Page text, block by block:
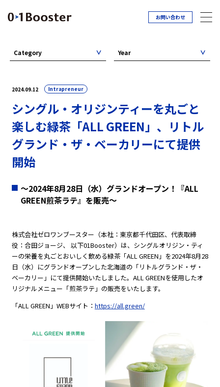
お問い合わせ
2024.09.12 Intrapreneur
シングル・オリジンティーを丸ごと
楽しむ緑茶「ALL GREEN」、リトル
グランド・ザ・ベーカリーにて提供
開始
〜2024年8月28日（水）グランドオープン！『ALL
GREEN煎茶ラテ』を販売〜
株式会社ゼロワンブースター（本社：東京都千代田区、代表取締
役：合田ジョージ、 以下01Booster）は、シングルオリジン・ティ
ーの栄養を丸ごとおいしく飲める緑茶「ALL GREEN」を2024年8月28
日（水）にグランドオープンした北海道の「リトルグランド・ザ・
ベーカリー」にて提供開始いたしました。ALL GREENを使用したオ
リジナルメニュー「煎茶ラテ」の販売をいたします。
「ALL GREEN」WEBサイト： https://all.green/
Category Year